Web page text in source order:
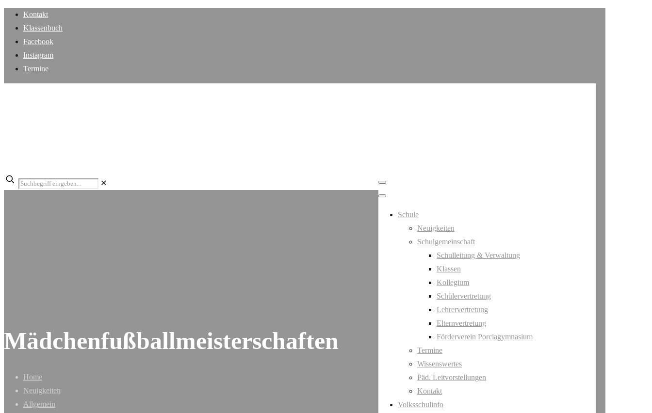
Kontakt
Klassenbuch
Facebook
Instagram
Termine
Schule
Neuigkeiten
Schulgemeinschaft
Schulleitung & Verwaltung
Klassen
Kollegium
Schülervertretung
Lehrervertretung
Elternvertretung
Förderverein Porciagymnasium
Termine
Wissenswertes
Päd. Leitvorstellungen
Kontakt
Volksschulinfo
✕
Mädchenfußballmeisterschaften
Home
Neuigkeiten
Allgemein